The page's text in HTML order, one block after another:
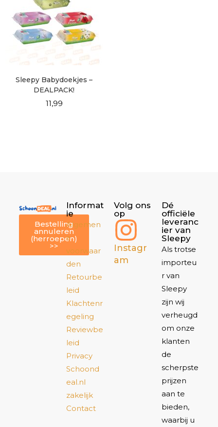
Sleepy Babydoekjes –
DEALPACK!
11,99
Bestelling
annuleren
(herroepen)
>>
Informat
ie
Algemen
e
voorwaar
den
Retourbe
leid
Klachtenr
egeling
Reviewbe
leid
Privacy
Schoond
eal.nl
zakelijk
Contact
Volg ons
op
Instagr
am
Dé
officiële
leveranc
ier van
Sleepy
Als trotse
importeu
r van
Sleepy
zijn wij
verheugd
om onze
klanten
de
scherpste
prijzen
aan te
bieden,
waarbij u